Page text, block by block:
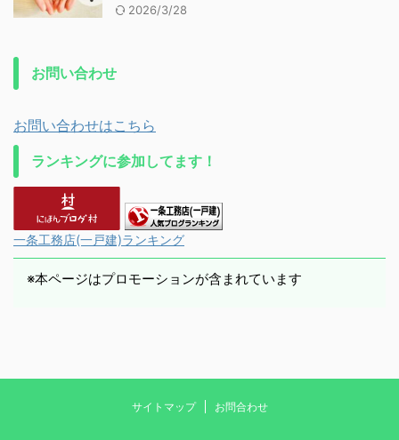
2026/3/28
お問い合わせ
お問い合わせはこちら
ランキングに参加してます！
一条工務店(一戸建)ランキング
※本ページはプロモーションが含まれています
サイトマップ お問合わせ